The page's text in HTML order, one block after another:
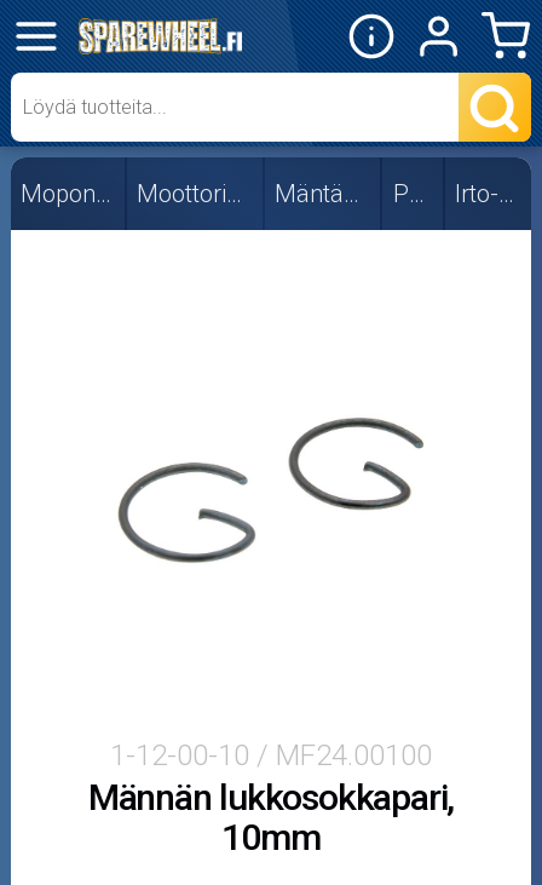
✕
Mopon osat
50cc
Irto-osat
Moottoripyörän osat
Moottorikelkan osat
Ajovarusteet
Mopon osat Moottorin osat Mäntäsarjat Puch Irto-osat
1-12-00-10 / MF24.00100
Männän lukkosokkapari,
10mm